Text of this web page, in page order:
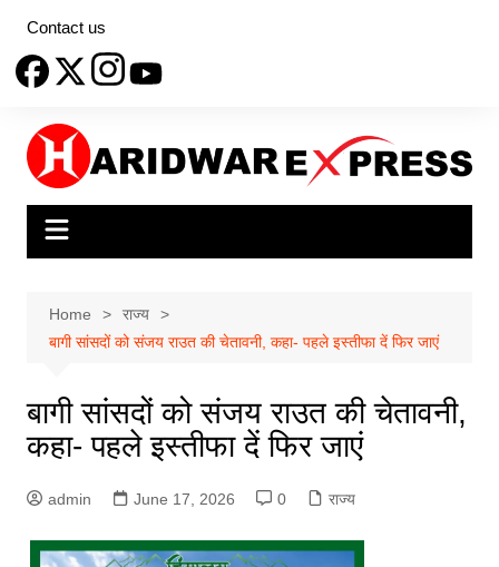
content
Contact us
Home
राज्य
बागी सांसदों को संजय राउत की चेतावनी, कहा- पहले इस्तीफा दें फिर जाएं
बागी सांसदों को संजय राउत की चेतावनी,
कहा- पहले इस्तीफा दें फिर जाएं
admin June 17, 2026 0 राज्य